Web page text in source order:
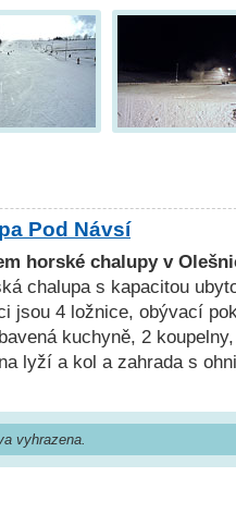
Pod Návsí
horské chalupy v
chalupa s kapacitou
jsou 4 ložnice, obývací
kuchyně, 2
lyží a kol a zahrada s
vyhrazena.